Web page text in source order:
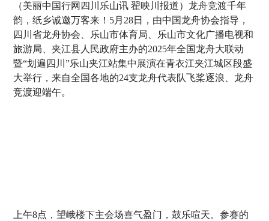
（美丽中国行网四川乐山讯 翟映川报道）龙舟竞渡千年
韵，纸乡诚邀万客来！5月28日，由中国龙舟协会指导，
四川省龙舟协会、乐山市体育局、乐山市文化广播电视和
旅游局、夹江县人民政府主办的2025年全国龙舟大联动
暨“划遍四川”乐山夹江站集中展演在青衣江夹江城区段盛
大举行，来自全国各地的24支龙舟代表队飞桨逐浪、龙舟
竞渡迎端午。
上午8点，望峨楼下主会场喜气盈门，鼓乐喧天。参赛的